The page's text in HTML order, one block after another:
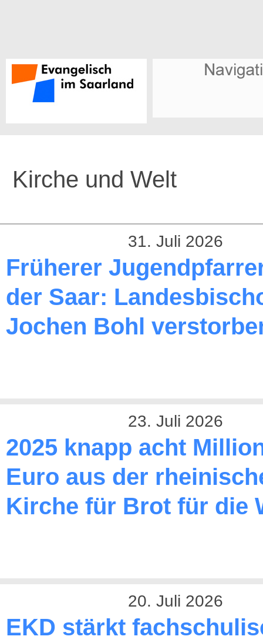
Kirche und Welt
31. Juli 2026
Früherer
der Saar:
Jochen Bohl
23. Juli 2026
2025 knapp acht
Euro aus der
Kirche für Brot für die
20. Juli 2026
EKD stärkt